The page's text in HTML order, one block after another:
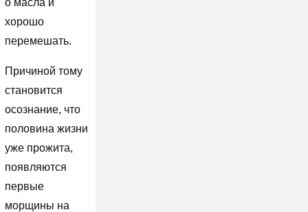
хорошо
перемешать.
Причиной тому
становится
осознание, что
половина жизни
уже прожита,
появляются
первые
морщины на